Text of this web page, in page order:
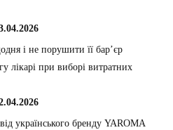
і не порушити її бар’єр
лікарі при виборі витратних
українського бренду YAROMA